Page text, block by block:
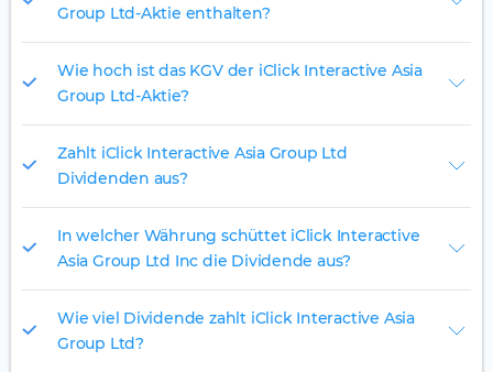
Group Ltd-Aktie enthalten?
Wie hoch ist das KGV der iClick Interactive Asia
Group Ltd-Aktie?
Zahlt iClick Interactive Asia Group Ltd
Dividenden aus?
In welcher Währung schüttet iClick Interactive
Asia Group Ltd Inc die Dividende aus?
Wie viel Dividende zahlt iClick Interactive Asia
Group Ltd?